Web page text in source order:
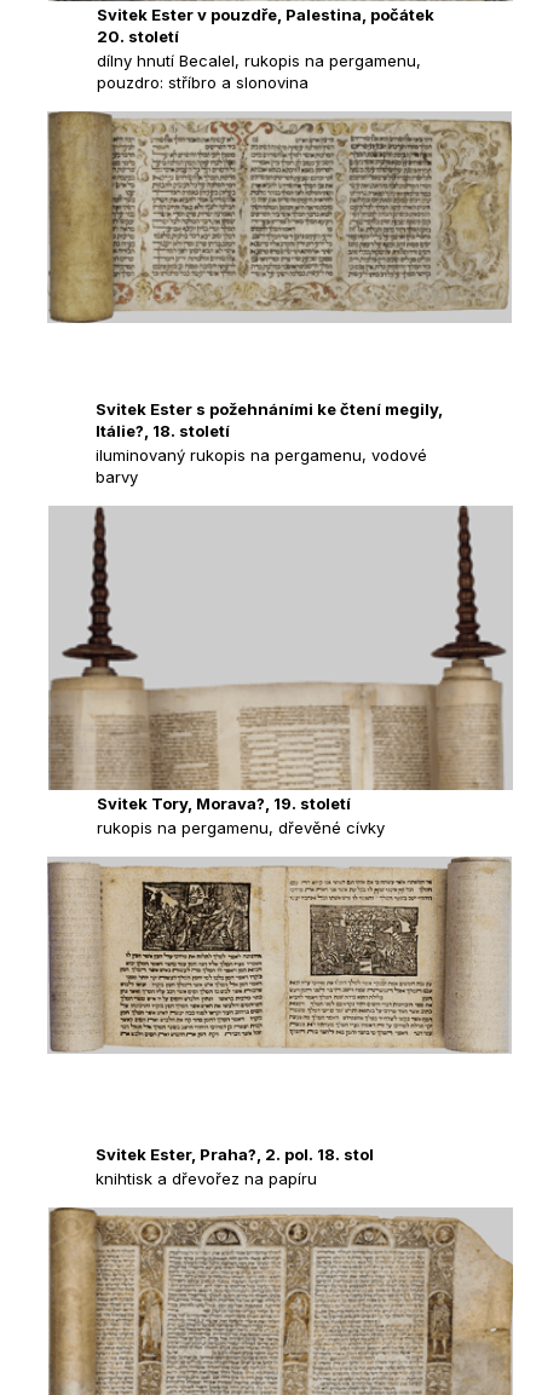
Svitek Ester v pouzdře, Palestina, počátek
20. století
dílny hnutí Becalel, rukopis na pergamenu,
pouzdro: stříbro a slonovina
Svitek Ester s požehnáními ke čtení megily,
Itálie?, 18. století
iluminovaný rukopis na pergamenu, vodové
barvy
Svitek Tory, Morava?, 19. století
rukopis na pergamenu, dřevěné cívky
Svitek Ester, Praha?, 2. pol. 18. stol
knihtisk a dřevořez na papíru